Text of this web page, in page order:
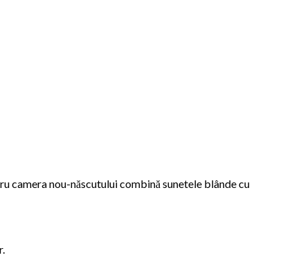
camera nou-născutului combină sunetele blânde cu